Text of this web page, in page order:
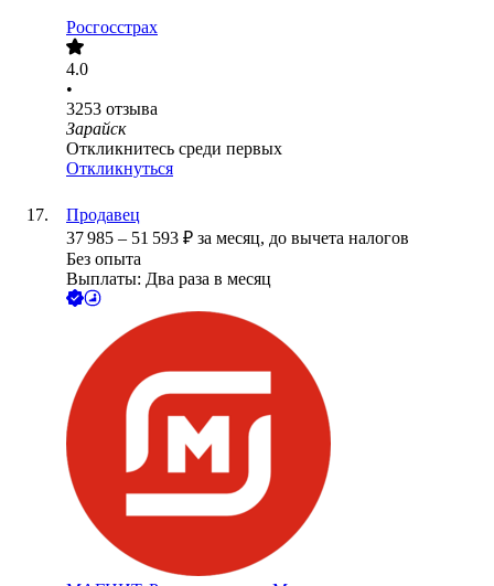
Росгосстрах
4.0
•
3253 отзыва
Зарайск
Откликнитесь среди первых
Откликнуться
Продавец
37 985 – 51 593 ₽ за месяц, до вычета налогов
Без опыта
Выплаты: Два раза в месяц